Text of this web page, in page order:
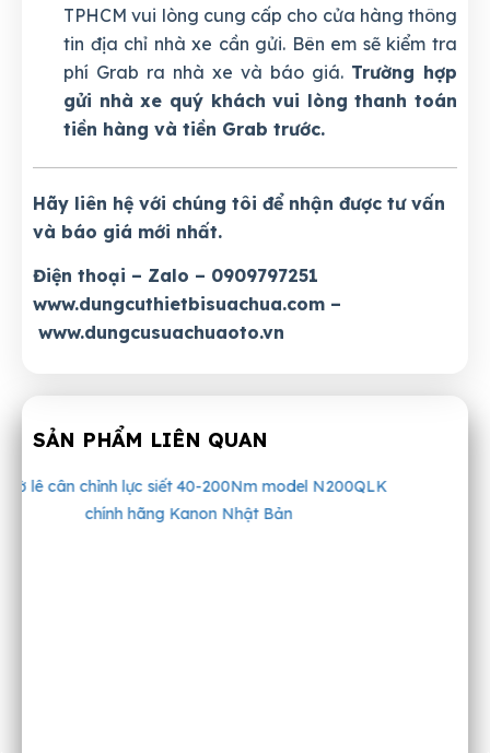
TPHCM vui lòng cung cấp cho cửa hàng thông
tin địa chỉ nhà xe cần gửi. Bên em sẽ kiểm tra
phí Grab ra nhà xe và báo giá. Trường hợp
gửi nhà xe quý khách vui lòng thanh toán
tiền hàng và tiền Grab trước.
Hãy liên hệ với chúng tôi để nhận được tư vấn
và báo giá mới nhất.
Điện thoại – Zalo – 0909797251
www.dungcuthietbisuachua.com –
www.dungcusuachuaoto.vn
SẢN PHẨM LIÊN QUAN